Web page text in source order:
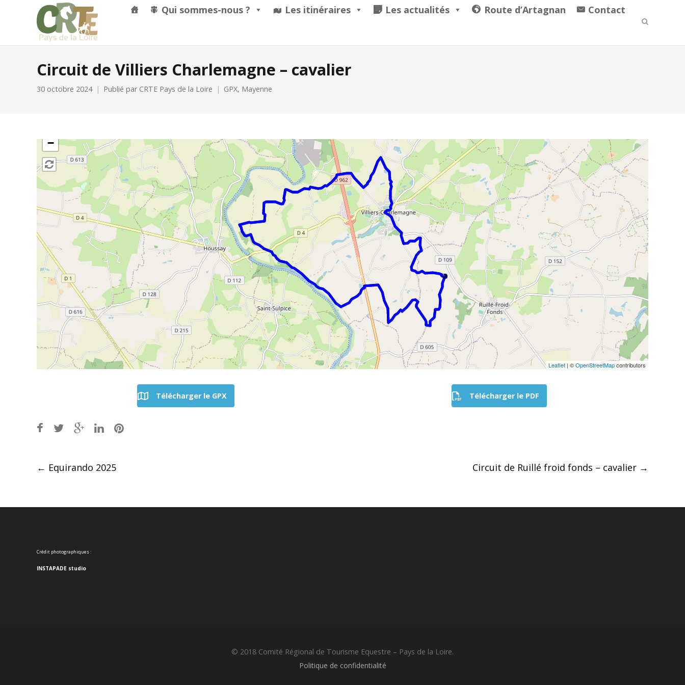
Qui sommes-nous ? Les itinéraires Les actualités Route d’Artagnan Contact
Circuit de Villiers Charlemagne – cavalier
30 octobre 2024 Publié par CRTE Pays de la Loire GPX, Mayenne
−
Leaflet | ©OpenStreetMapcontributors
Télécharger le GPX Télécharger le PDF
Post
navigation
← Equirando 2025 Circuit de Ruillé froid fonds – cavalier →
Crédit photographiques :
INSTAPADE studio
© 2018 Comité Régional de Tourisme Equestre – Pays de la Loire.
Politique de confidentialité